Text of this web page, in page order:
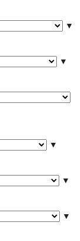
▼
▼
▼
▼
▼